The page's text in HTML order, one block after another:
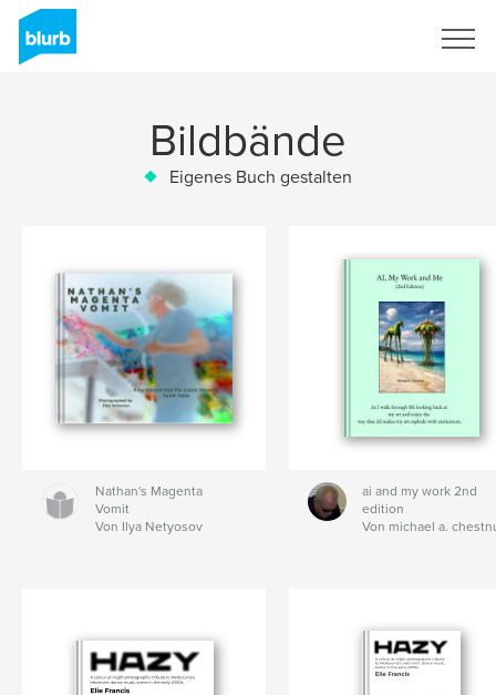
Bildbände
Eigenes Buch gestalten
Nathan's Magenta
Vomit
Von Ilya Netyosov
ai and my work 2nd
edition
Von michael a.